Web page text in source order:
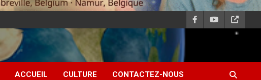
ACCUEIL CULTURE CONTACTEZ-NOUS